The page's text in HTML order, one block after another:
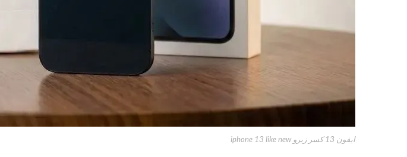
ايفون 13 كسر زيرو iphone 13 like new